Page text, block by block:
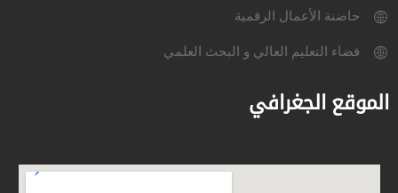
حاضنة الأعمال الرقمية
فضاء التعليم العالي و البحث العلمي
الموقع الجغرافي